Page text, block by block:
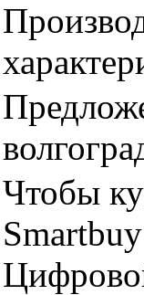
Чтобы